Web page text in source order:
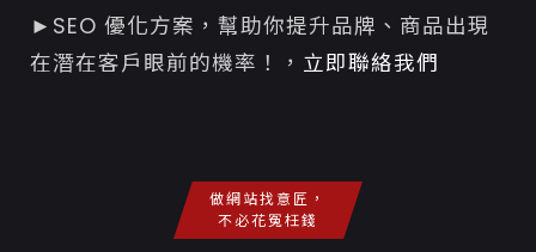
►SEO 優化方案，幫助你提升品牌、商品出現
在潛在客戶眼前的機率！， 立即聯絡我們
做網站找意匠，
不必花冤枉錢